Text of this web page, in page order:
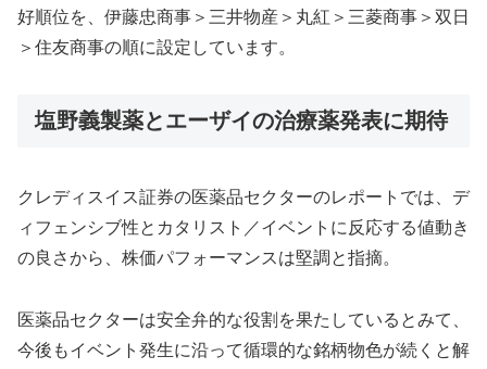
好順位を、伊藤忠商事＞三井物産＞丸紅＞三菱商事＞双日
＞住友商事の順に設定しています。
塩野義製薬とエーザイの治療薬発表に期待
クレディスイス証券の医薬品セクターのレポートでは、デ
ィフェンシブ性とカタリスト／イベントに反応する値動き
の良さから、株価パフォーマンスは堅調と指摘。
医薬品セクターは安全弁的な役割を果たしているとみて、
今後もイベント発生に沿って循環的な銘柄物色が続くと解